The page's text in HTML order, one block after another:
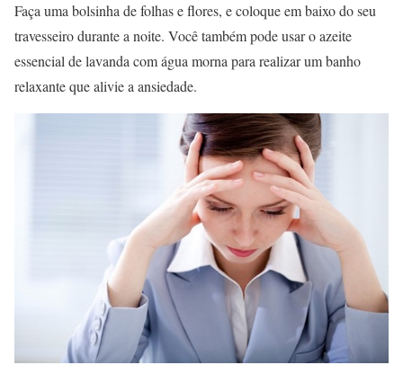
Faça uma bolsinha de folhas e flores, e coloque em baixo do seu
travesseiro durante a noite. Você também pode usar o azeite
essencial de lavanda com água morna para realizar um banho
relaxante que alivie a ansiedade.